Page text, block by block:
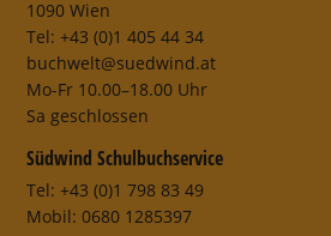
1090 Wien
Tel: +43 (0)1 405 44 34
buchwelt@suedwind.at
Mo-Fr 10.00–18.00 Uhr
Sa geschlossen
Südwind Schulbuchservice
Tel: +43 (0)1 798 83 49
Mobil: 0680 1285397